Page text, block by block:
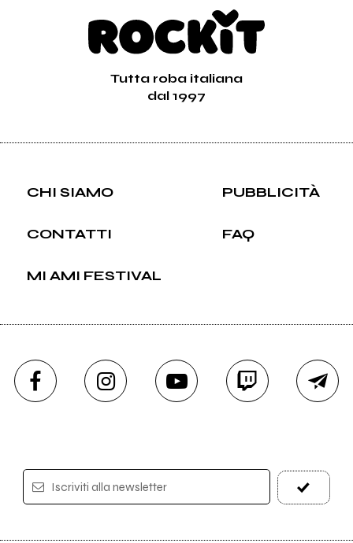
Tutta roba italiana
dal 1997
CHI SIAMO PUBBLICITÀ
CONTATTI FAQ
MI AMI FESTIVAL
Iscriviti alla newsletter